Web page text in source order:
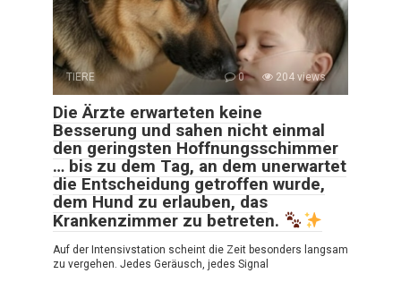
TIERE 0 204 views
Die Ärzte erwarteten keine
Besserung und sahen nicht einmal
den geringsten Hoffnungsschimmer
… bis zu dem Tag, an dem unerwartet
die Entscheidung getroffen wurde,
dem Hund zu erlauben, das
Krankenzimmer zu betreten.
Auf der Intensivstation scheint die Zeit besonders langsam
zu vergehen. Jedes Geräusch, jedes Signal